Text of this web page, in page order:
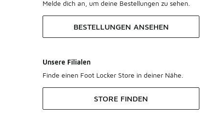
Melde dich an, um deine Bestellungen zu sehen.
BESTELLUNGEN ANSEHEN
Unsere Filialen
Finde einen Foot Locker Store in deiner Nähe.
STORE FINDEN